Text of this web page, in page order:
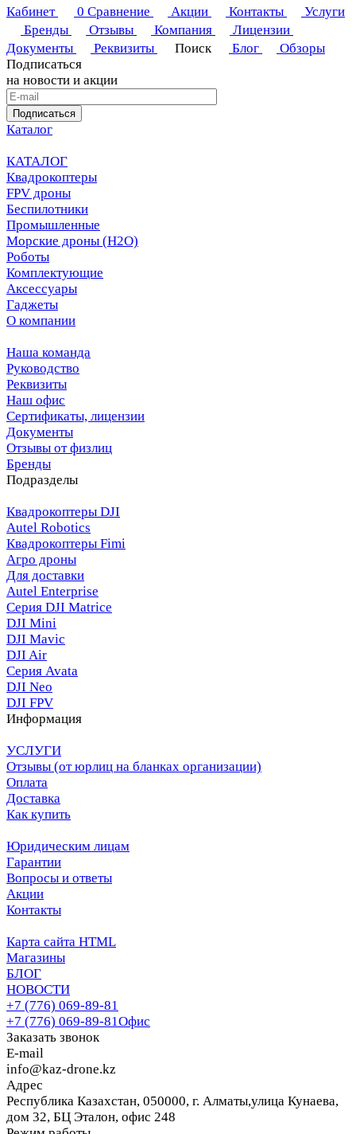
Кабинет
0 Сравнение Акции Контакты
Услуги
Бренды
Отзывы Компания
Лицензии
Документы
Реквизиты Поиск Блог
Обзоры
Подписаться
на новости и акции
Подписаться
Каталог
КАТАЛОГ
Квадрокоптеры
FPV дроны
Беспилотники
Промышленные
Морские дроны (H2O)
Роботы
Комплектующие
Аксессуары
Гаджеты
О компании
Наша команда
Руководство
Реквизиты
Наш офис
Сертификаты, лицензии
Документы
Отзывы от физлиц
Бренды
Подразделы
Квадрокоптеры DJI
Autel Robotics
Квадрокоптеры Fimi
Агро дроны
Для доставки
Autel Enterprise
Серия DJI Matrice
DJI Mini
DJI Mavic
DJI Air
Серия Avata
DJI Neo
DJI FPV
Информация
УСЛУГИ
Отзывы (от юрлиц на бланках организации)
Оплата
Доставка
Как купить
Юридическим лицам
Гарантии
Вопросы и ответы
Акции
Контакты
Карта сайта HTML
Магазины
БЛОГ
НОВОСТИ
+7 (776) 069-89-81
+7 (776) 069-89-81Офис
Заказать звонок
E-mail
info@kaz-drone.kz
Адрес
Республика Казахстан, 050000, г. Алматы,улица Кунаева,
дом 32, БЦ Эталон, офис 248